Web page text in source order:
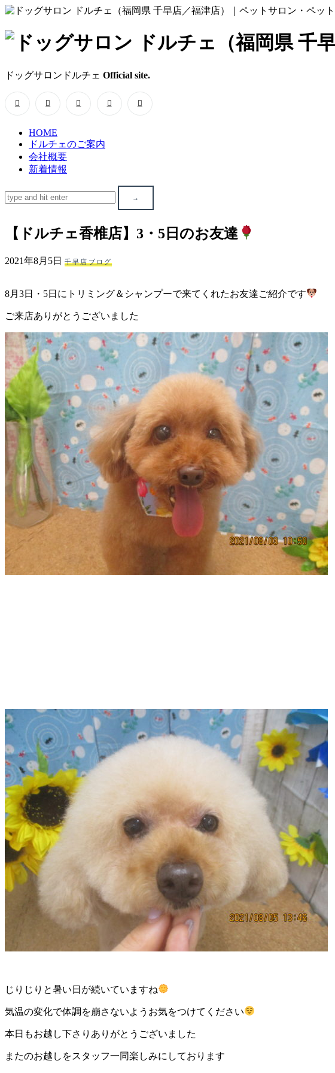
ド
ッ
グ
サ
ロ
ン
ド
ル
チ
（福
岡
県
千
早
店
／
福
津
店）
｜
ン・
ペ
ッ
ト
ホ
テ
ル
ドッグサロンドルチェ Official site.
HOME
ドルチェのご案内
会社概要
新着情報
【ドルチェ香椎店】3・5日のお友達
2021年8月5日 千早店ブログ
8月3日・5日にトリミング＆シャンプーで来てくれたお友達ご紹介です
ご来店ありがとうございました
じりじりと暑い日が続いていますね
気温の変化で体調を崩さないようお気をつけてください
本日もお越し下さりありがとうございました
またのお越しをスタッフ一同楽しみにしております